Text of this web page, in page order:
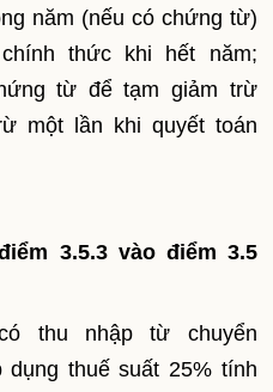
năm (nếu có chứng từ)
thức khi hết năm;
từ để tạm giảm trừ
một lần khi quyết toán
3.5.3 vào điểm 3.5
thu nhập từ chuyển
thuế suất 25% tính